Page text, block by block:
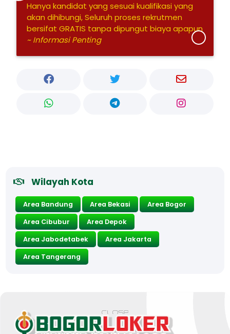
Hanya kandidat yang sesuai kualifikasi yang
akan dihibungi, Seluruh proses rekrutmen
bersifat GRATIS tanpa dipungut biaya apapun
~ Informasi Penting
Wilayah Kota
Area Bandung Area Bekasi
Area Bogor
Area Cibubur
Area Depok
Area Jabodetabek
Area Jakarta
Area Tangerang